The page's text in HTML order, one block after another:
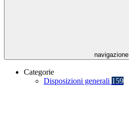
navigazione
Categorie
Disposizioni generali 159